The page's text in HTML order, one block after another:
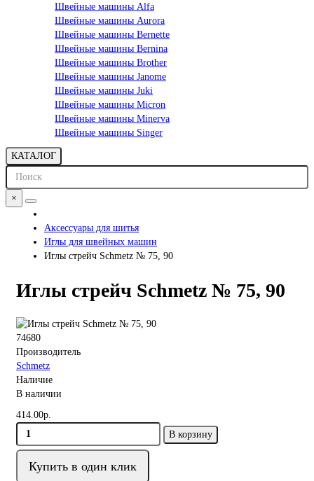
Швейные машины Alfa
Швейные машины Aurora
Швейные машины Bernette
Швейные машины Bernina
Швейные машины Brother
Швейные машины Janome
Швейные машины Juki
Швейные машины Micron
Швейные машины Minerva
Швейные машины Singer
КАТАЛОГ
×
Аксессуары для шитья
Иглы для швейных машин
Иглы стрейч Schmetz № 75, 90
Иглы стрейч Schmetz № 75, 90
74680
Производитель
Schmetz
Наличие
В наличии
414.00р.
В корзину
Купить в один клик